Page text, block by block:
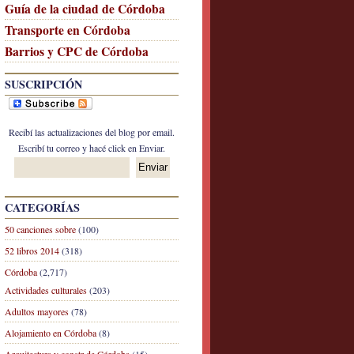
Guía de la ciudad de Córdoba
Transporte en Córdoba
Barrios y CPC de Córdoba
SUSCRIPCIÓN
Recibí las actualizaciones del blog por email.
Escribí tu correo y hacé click en Enviar.
CATEGORÍAS
50 canciones sobre(100)
52 libros 2014(318)
Córdoba(2,717)
Actividades culturales(203)
Adultos mayores(78)
Alojamiento en Córdoba(8)